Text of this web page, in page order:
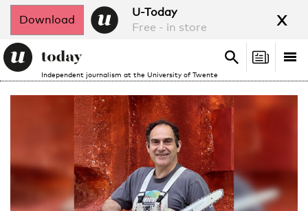
Download
U-Today
Free - in store
x
Independent journalism at the University of Twente
Search
Search